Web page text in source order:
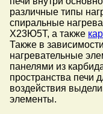
различные типы
спиральные
Х23Ю5Т, а также
Также в
нагревательные
панелями из
пространства печи
воздействия
элементы.